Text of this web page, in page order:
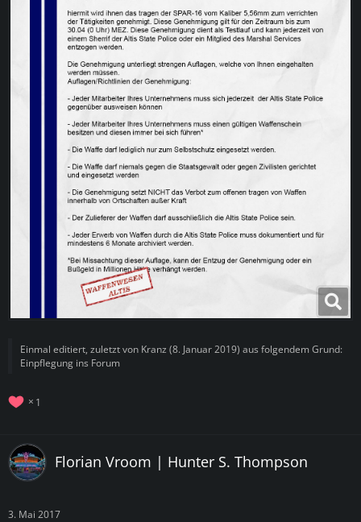
Einmal editiert, zuletzt von Kranz (8. Januar 2019) aus folgendem Grund:
Einpflegung ins Forum
1
Florian Vroom | Hunter S. Thompson
3. Mai 2017